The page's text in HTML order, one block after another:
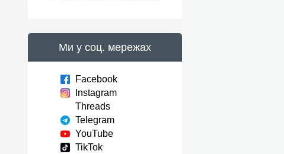
Ми у соц. мережах
Facebook
Instagram
Threads
Telegram
YouTube
TikTok